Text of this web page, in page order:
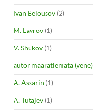
Ivan Belousov (2)
M. Lavrov (1)
V. Shukov (1)
autor määratlemata (vene)
A. Assarin (1)
A. Tutajev (1)